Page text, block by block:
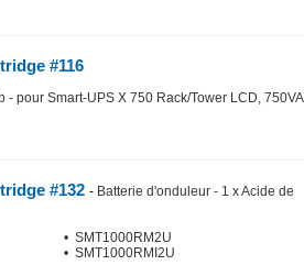
#116
- pour Smart-UPS X 750 Rack/Tower LCD, 750VA
#132 - Batterie d'onduleur - 1 x Acide de
• SMT1000RM2U
• SMT1000RMI2U